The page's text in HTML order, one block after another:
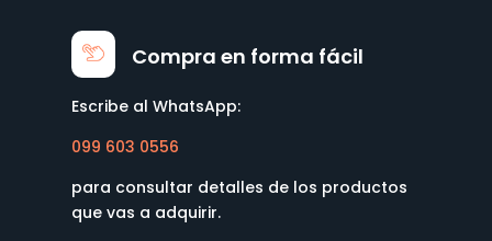
Compra en forma fácil
Escribe al WhatsApp:
099 603 0556
para consultar detalles de los productos
que vas a adquirir.